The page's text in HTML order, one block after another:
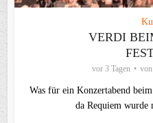
VERDI
vor 3 Tagen von
Was für ein Konzertabend
da Requiem wurde